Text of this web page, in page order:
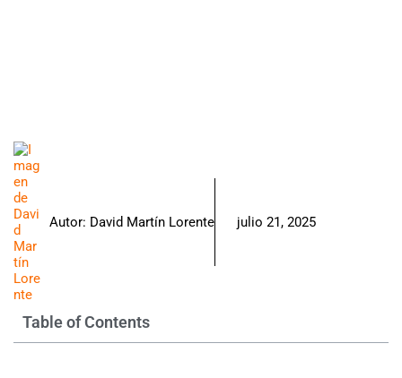
Autor: David Martín Lorente julio 21, 2025
Table of Contents